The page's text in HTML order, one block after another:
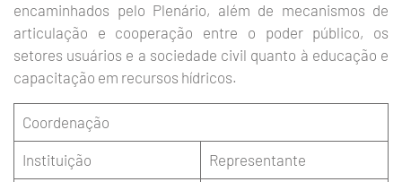
encaminhados pelo Plenário, além de mecanismos de
articulação e cooperação entre o poder público, os
setores usuários e a sociedade civil quanto à educação e
capacitação em recursos hídricos.
Coordenação
Instituição Representante